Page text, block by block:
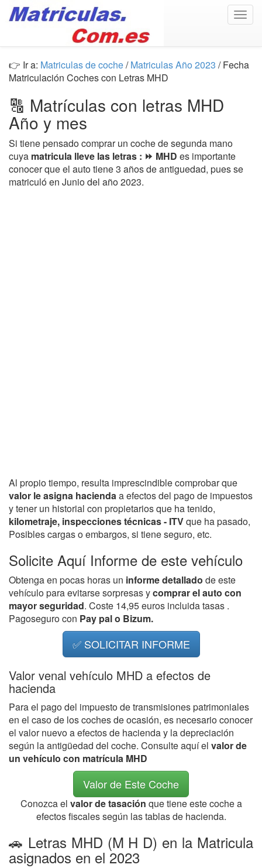
👉 Ir a: Matriculas de coche/Matriculas Año 2023 / Fecha
Matriculación Coches con Letras MHD
🔠 Matrículas con letras MHD
Año y mes
Si tiene pensado comprar un coche de segunda mano
cuya matricula lleve las letras : ⏩ MHD es importante
conocer que el auto tiene 3 años de antiguedad, pues se
matriculó en Junio del año 2023.
Al propio tiempo, resulta imprescindible comprobar que
valor le asigna haciendaa efectos del pago de impuestos
y tener un historial con propietarios que ha tenido,
kilometraje, inspecciones técnicas - ITVque ha pasado,
Posibles cargas o embargos, si tiene seguro, etc.
Solicite Aquí Informe de este vehículo
Obtenga en pocas horas un informe detallado de este
vehículo para evitarse sorpresas ycomprar el auto con
mayor seguridad. Coste 14,95 euros incluida tasas .
Pagoseguro con Pay pal o Bizum.
✅ SOLICITAR INFORME
Valor venal vehículo MHD a efectos de
hacienda
Para el pago del impuesto de transmisiones patrimoniales
en el caso de los coches de ocasión, es necesario conocer
el valor nuevo a efectos de hacienda y la depreciación
según la antigüedad del coche. Consulte aquí el valor de
un vehículo con matrícula MHD
Valor de Este Coche
Conozca el valor de tasación que tiene este coche a
efectos fiscales según las tablas de hacienda.
🚗 Letras MHD (M H D) en la Matricula
asignados en el 2023